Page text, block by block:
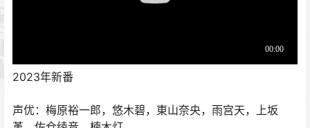
2023年新番
声优：梅原裕一郎，悠木碧，東山奈央，雨宫天，上坂